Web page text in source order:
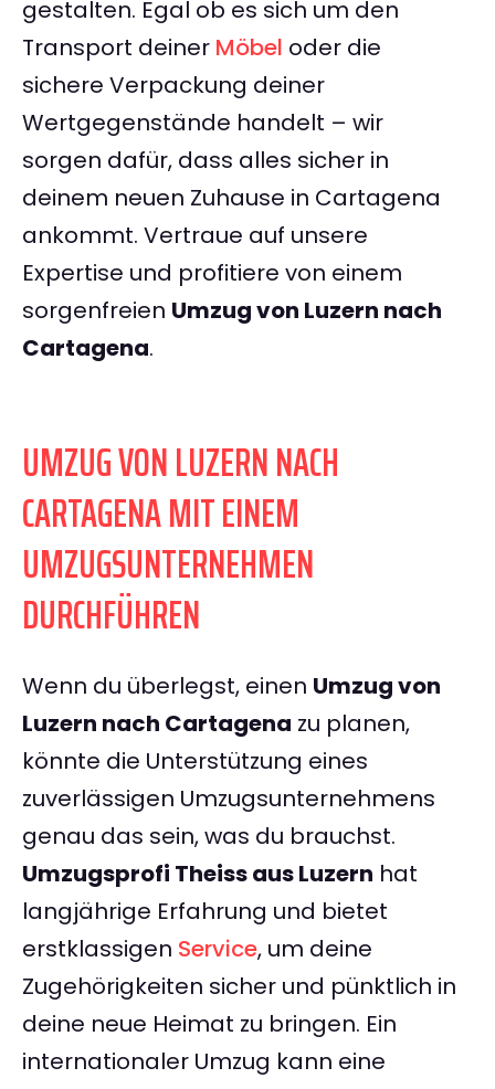
gestalten. Egal ob es sich um den
Transport deiner Möbel oder die
sichere Verpackung deiner
Wertgegenstände handelt – wir
sorgen dafür, dass alles sicher in
deinem neuen Zuhause in Cartagena
ankommt. Vertraue auf unsere
Expertise und profitiere von einem
sorgenfreien Umzug von Luzern nach
Cartagena.
UMZUG VON LUZERN NACH
CARTAGENA MIT EINEM
UMZUGSUNTERNEHMEN
DURCHFÜHREN
Wenn du überlegst, einen Umzug von
Luzern nach Cartagena zu planen,
könnte die Unterstützung eines
zuverlässigen Umzugsunternehmens
genau das sein, was du brauchst.
Umzugsprofi Theiss aus Luzern hat
langjährige Erfahrung und bietet
erstklassigen Service, um deine
Zugehörigkeiten sicher und pünktlich in
deine neue Heimat zu bringen. Ein
internationaler Umzug kann eine